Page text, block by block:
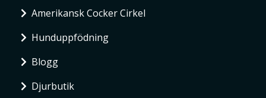
Amerikansk Cocker Cirkel
Hunduppfödning
Blogg
Djurbutik